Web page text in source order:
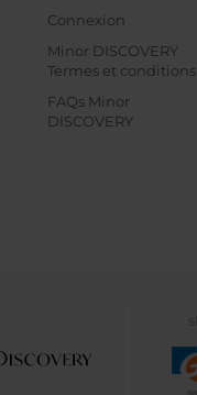
Connexion
Minor DISCOVERY
Termes et conditions
FAQs Minor
DISCOVERY